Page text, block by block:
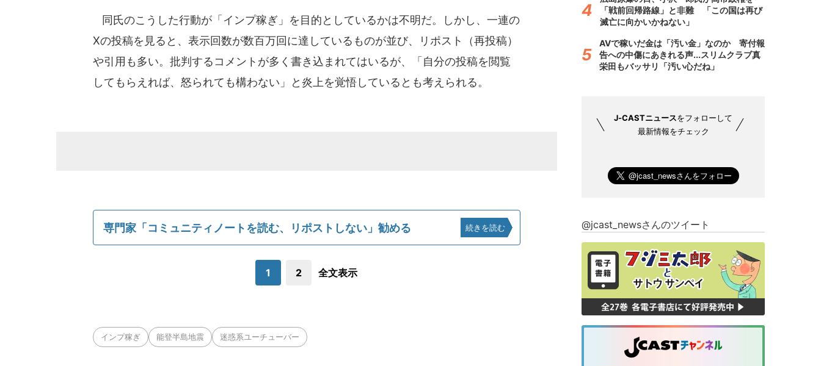
同氏のこうした行動が「インプ稼ぎ」を目的としているかは不明だ。しかし、一連の
Xの投稿を見ると、表示回数が数百万回に達しているものが並び、リポスト（再投稿）
や引用も多い。批判するコメントが多く書き込まれてはいるが、「自分の投稿を閲覧
してもらえれば、怒られても構わない」と炎上を覚悟しているとも考えられる。
専門家「コミュニティノートを読む、リポストしない」勧める 続きを読む
1 2 全文表示
インプ稼ぎ 能登半島地震 迷惑系ユーチューバー
「戦前回帰路線」と非難 「この国は再び
滅亡に向かいかねない」
AVで稼いだ金は「汚い金」なのか 寄付報
告への中傷にあきれる声...スリムクラブ真
栄田もバッサリ「汚い心だね」
J-CASTニュースをフォローして
最新情報をチェック
@jcast_newsさんのツイート